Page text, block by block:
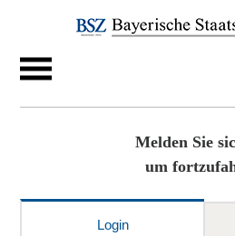
Melden Sie
um
Login